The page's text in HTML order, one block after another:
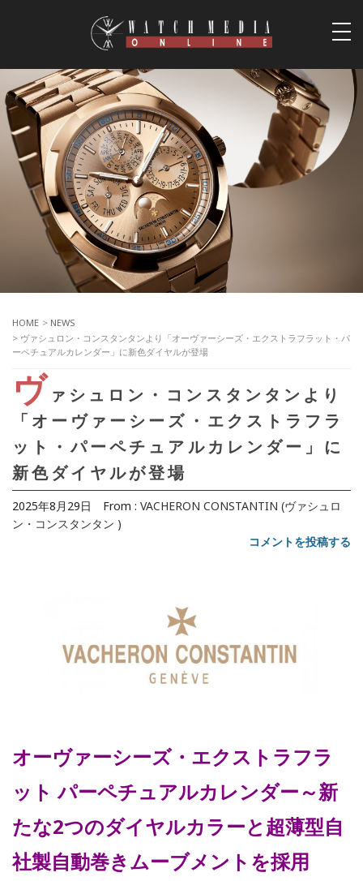
HOME > NEWS
> ヴァシュロン・コンスタンタンより「オーヴァーシーズ・エクストラフラット・パ
ーペチュアルカレンダー」に新色ダイヤルが登場
ヴ ァシュロン・コンスタンタンより
「オーヴァーシーズ・エクストラフラ
ット・パーペチュアルカレンダー」に
新色ダイヤルが登場
2025年8月29日 From : VACHERON CONSTANTIN (ヴァシュロ
ン・コンスタンタン )
コメントを投稿する
オーヴァーシーズ・エクストラフラ
ット パーペチュアルカレンダー～新
たな2つのダイヤルカラーと超薄型自
社製自動巻きムーブメントを採用